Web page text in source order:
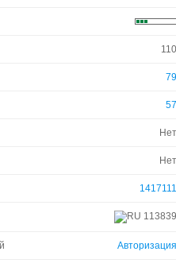
110
79
57
Нет
Нет
1417111
113839
Авторизация